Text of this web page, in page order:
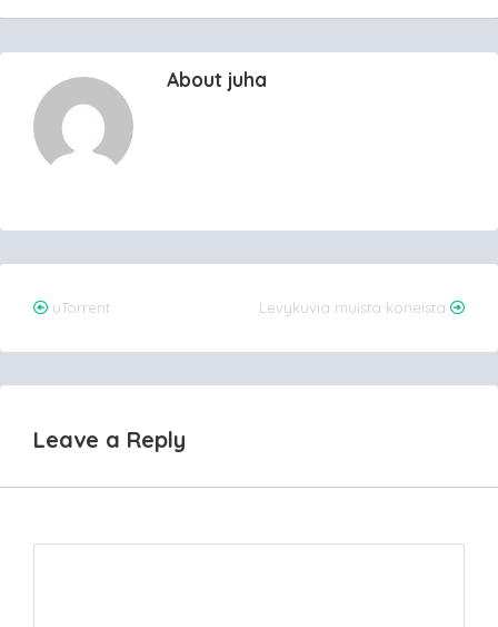
About juha
Post
navigation
uTorrent Levykuvia muista koneista
Leave a Reply